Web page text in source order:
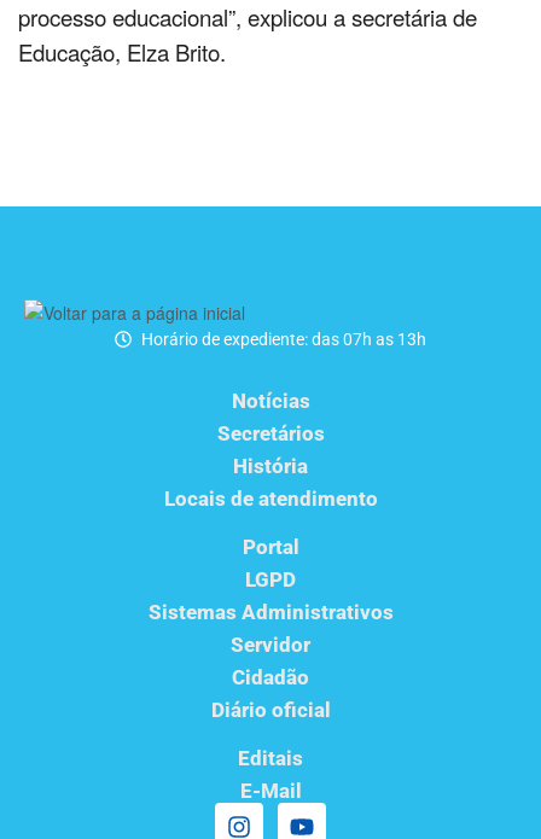
processo educacional”, explicou a secretária de
Educação, Elza Brito.
Horário de expediente: das 07h as 13h
Notícias
Secretários
História
Locais de atendimento
Portal
LGPD
Sistemas Administrativos
Servidor
Cidadão
Diário oficial
Editais
E-Mail